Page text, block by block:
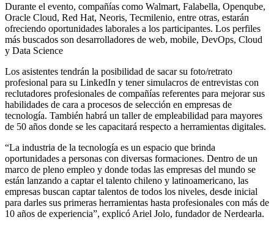
Durante el evento, compañías como Walmart, Falabella, Openqube,
Oracle Cloud, Red Hat, Neoris, Tecmilenio, entre otras, estarán
ofreciendo oportunidades laborales a los participantes. Los perfiles
más buscados son desarrolladores de web, mobile, DevOps, Cloud
y Data Science
Los asistentes tendrán la posibilidad de sacar su foto/retrato
profesional para su LinkedIn y tener simulacros de entrevistas con
reclutadores profesionales de compañías referentes para mejorar sus
habilidades de cara a procesos de selección en empresas de
tecnología. También habrá un taller de empleabilidad para mayores
de 50 años donde se les capacitará respecto a herramientas digitales.
“La industria de la tecnología es un espacio que brinda
oportunidades a personas con diversas formaciones. Dentro de un
marco de pleno empleo y donde todas las empresas del mundo se
están lanzando a captar el talento chileno y latinoamericano, las
empresas buscan captar talentos de todos los niveles, desde inicial
para darles sus primeras herramientas hasta profesionales con más de
10 años de experiencia”, explicó Ariel Jolo, fundador de Nerdearla.